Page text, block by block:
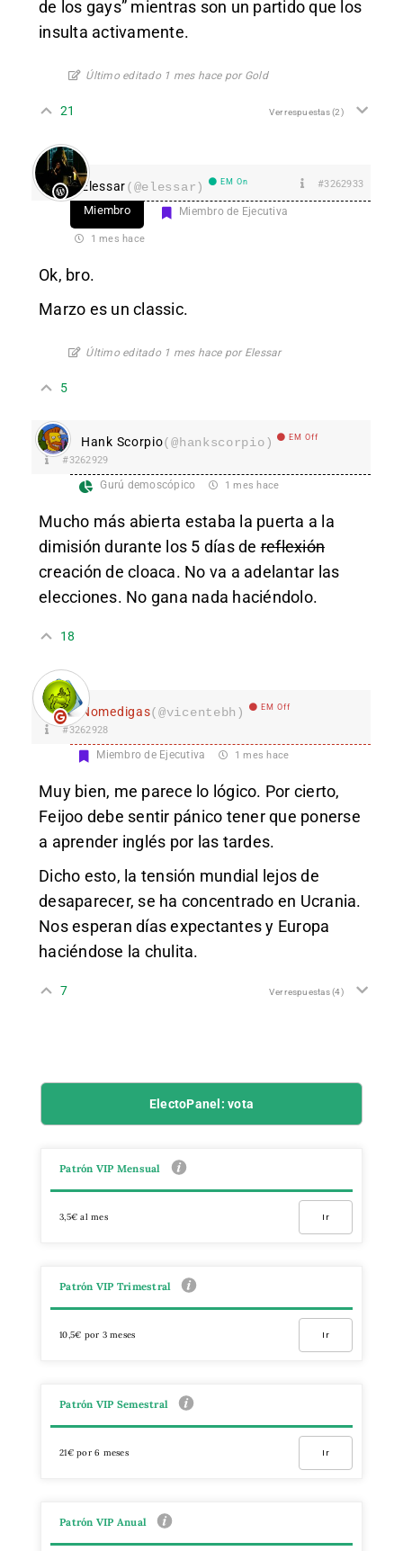
de los gays” mientras son un partido que los
insulta activamente.
Último editado 1 mes hace por Gold
21 Ver respuestas(2)
Elessar(@elessar) EM On #3262933
Miembro Miembro de Ejecutiva
1 mes hace
Ok, bro.
Marzo es un classic.
Último editado 1 mes hace por Elessar
5
Hank Scorpio(@hankscorpio) EM Off
#3262929
Gurú demoscópico 1 mes hace
Mucho más abierta estaba la puerta a la
dimisión durante los 5 días dereflexión
creación de cloaca. No va a adelantar las
elecciones. No gana nada haciéndolo.
18
Nomedigas(@vicentebh) EM Off
#3262928
Miembro de Ejecutiva 1 mes hace
Muy bien, me parece lo lógico. Por cierto,
Feijoo debe sentir pánico tener que ponerse
a aprender inglés por las tardes.
Dicho esto, la tensión mundial lejos de
desaparecer, se ha concentrado en Ucrania.
Nos esperan días expectantes y Europa
haciéndose la chulita.
7 Ver respuestas(4)
ElectoPanel: vota
Patrón VIP Mensual
3,5€ al mes Ir
Patrón VIP Trimestral
10,5€ por 3 meses Ir
Patrón VIP Semestral
21€ por 6 meses Ir
Patrón VIP Anual